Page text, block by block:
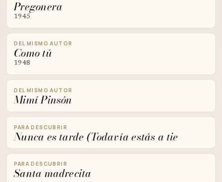
Pregonera
1945
DEL MISMO AUTOR
Como tú
1948
DEL MISMO AUTOR
Mimí Pinsón
PARA DESCUBRIR
Nunca es tarde (Todavía estás a tie
PARA DESCUBRIR
Santa madrecita